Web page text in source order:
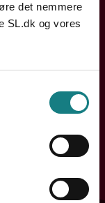
det nemmere
SL.dk og vores
eller din